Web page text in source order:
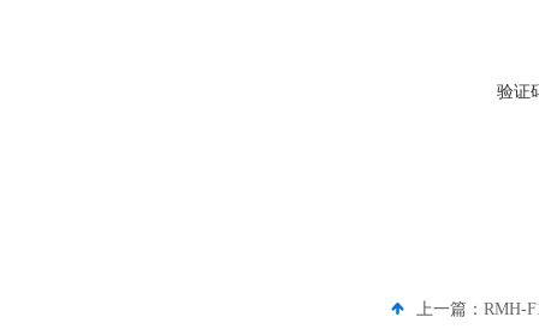
验证
上一篇： RMH-